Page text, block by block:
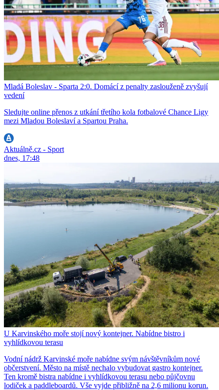
Mladá Boleslav - Sparta 2:0. Domácí z penalty zaslouženě zvyšují
vedení
Sledujte online přenos z utkání třetího kola fotbalové Chance Ligy
mezi Mladou Boleslaví a Spartou Praha.
Aktuálně.cz - Sport
dnes, 17:48
U Karvinského moře stojí nový kontejner. Nabídne bistro i
vyhlídkovou terasu
Vodní nádrž Karvinské moře nabídne svým návštěvníkům nové
občerstvení. Město na místě nechalo vybudovat gastro kontejner.
Ten kromě bistra nabídne i vyhlídkovou terasu nebo půjčovnu
lodiček a paddleboardů. Vše vyjde přibližně na 2,6 milionu korun.